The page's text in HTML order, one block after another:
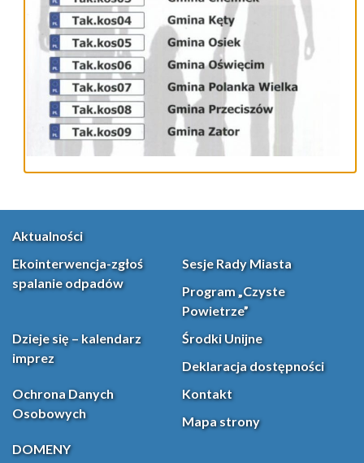
Aktualności
Ekointerwencja-zgłoś
spalanie odpadów
Sesje Rady Miasta
Program „Czyste
Powietrze”
Dzieje się – kalendarz
imprez
Środki Unijne
Deklaracja dostępności
Ochrona Danych
Osobowych
Kontakt
Mapa strony
DOMENY